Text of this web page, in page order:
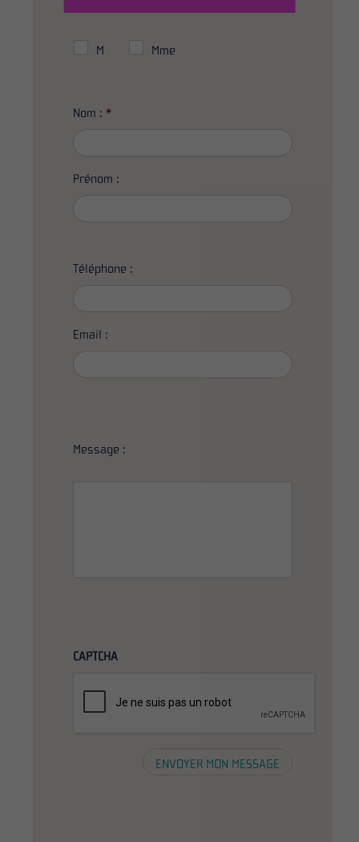
M Mme
Nom : *
Prénom :
Téléphone :
Email :
Message :
CAPTCHA